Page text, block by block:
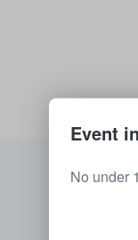
Event
No under